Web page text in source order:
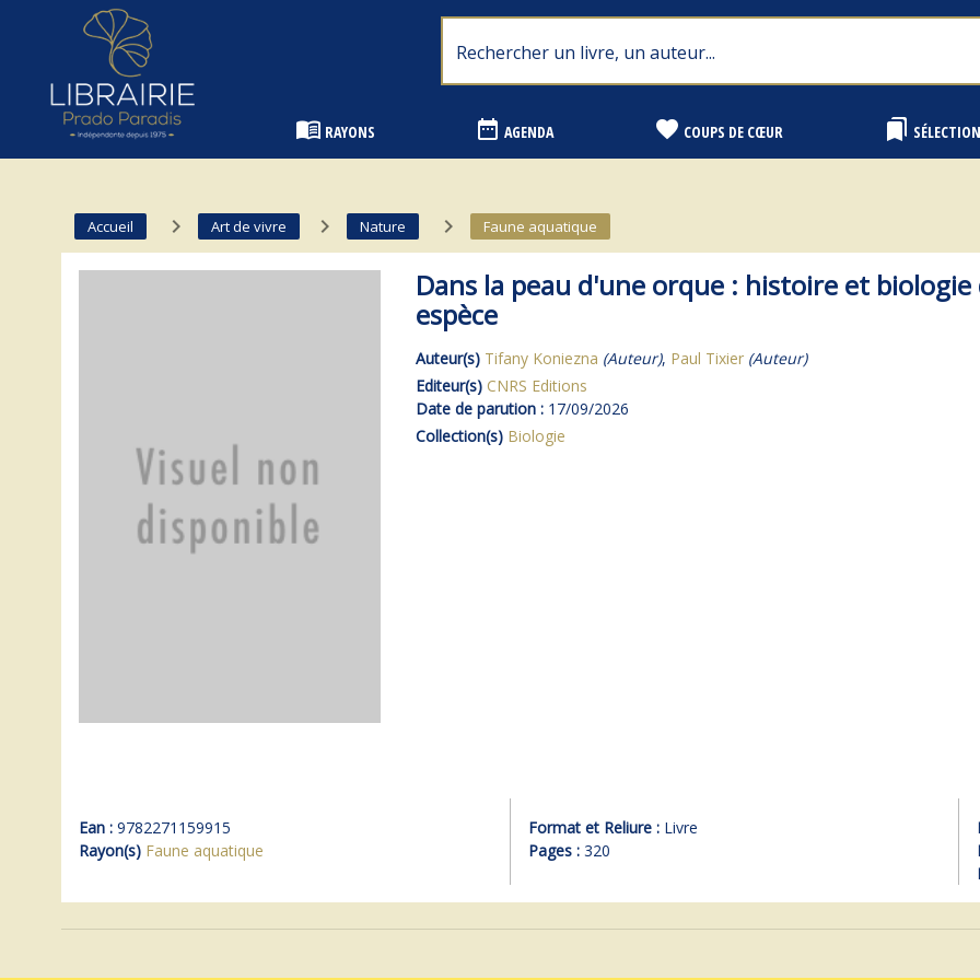
Librairie Prado Paradis - Marseille
menu_book RAYONS date_range AGENDA favorite COUPS DE CŒUR bookmarks
Accueil navigate_next Art de vivre navigate_next Nature navigate_next Faune aquatique
Dans la peau d'une orque : histoire et
espèce
Auteur(s) Tifany Koniezna (Auteur), Paul Tixier (Auteur)
Editeur(s) CNRS Editions
Date de parution : 17/09/2026
Collection(s) Biologie
Ean : 9782271159915
Rayon(s) Faune aquatique
Format et Reliure : Livre
Pages :320